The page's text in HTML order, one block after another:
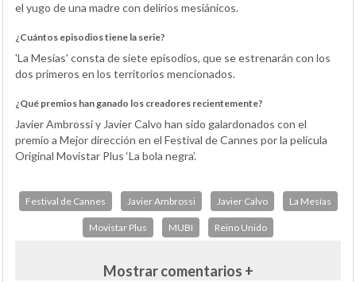
el yugo de una madre con delirios mesiánicos.
¿Cuántos episodios tiene la serie?
'La Mesías' consta de siete episodios, que se estrenarán con los
dos primeros en los territorios mencionados.
¿Qué premios han ganado los creadores recientemente?
Javier Ambrossi y Javier Calvo han sido galardonados con el
premio a Mejor dirección en el Festival de Cannes por la película
Original Movistar Plus ‘La bola negra’.
Festival de Cannes Javier Ambrossi Javier Calvo La Mesías
Movistar Plus MUBI Reino Unido
Mostrar comentarios +